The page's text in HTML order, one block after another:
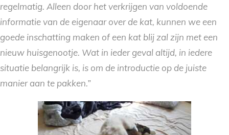
regelmatig. Alleen door het verkrijgen van voldoende
informatie van de eigenaar over de kat, kunnen we een
goede inschatting maken of een kat blij zal zijn met een
nieuw huisgenootje. Wat in ieder geval altijd, in iedere
situatie belangrijk is, is om de introductie op de juiste
manier aan te pakken.”